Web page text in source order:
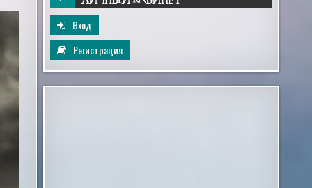
Вход
Регистрация